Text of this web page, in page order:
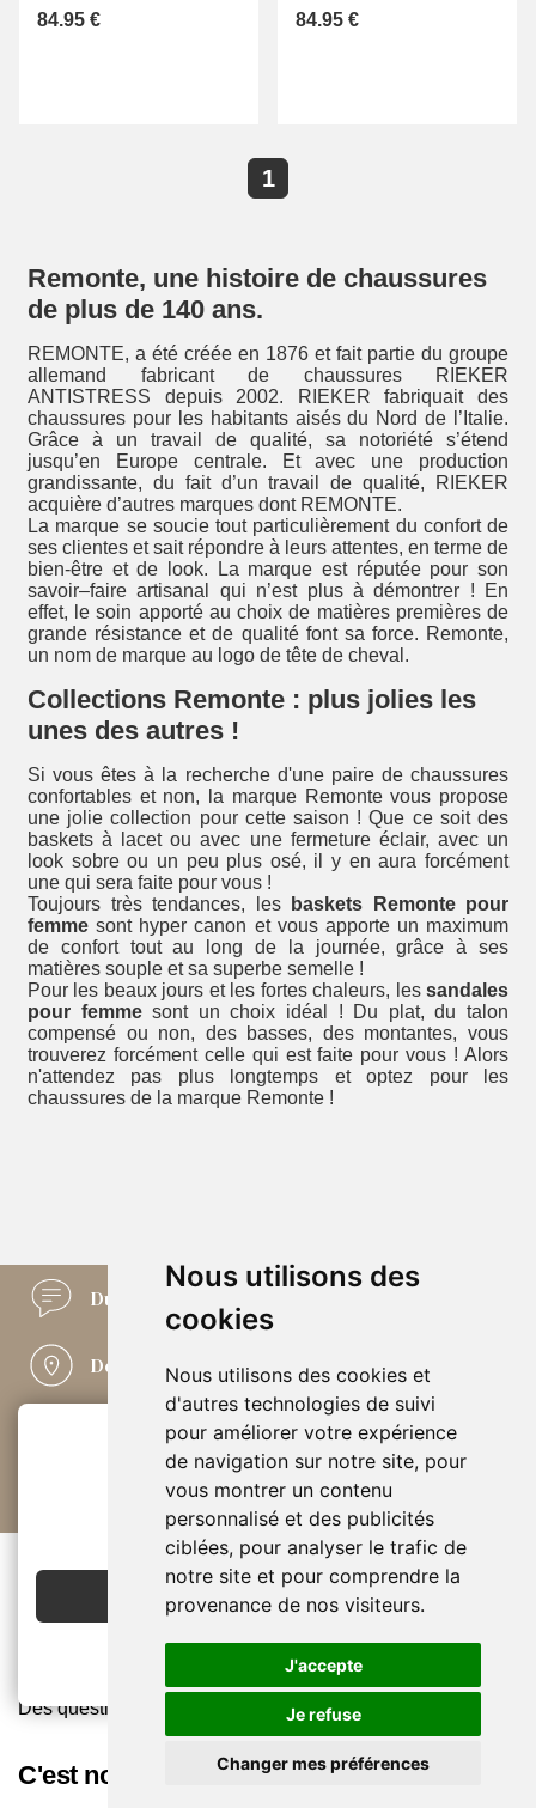
Nous utilisons des
cookies
Nous utilisons des cookies et
d'autres technologies de suivi
pour améliorer votre expérience
de navigation sur notre site, pour
vous montrer un contenu
personnalisé et des publicités
ciblées, pour analyser le trafic de
notre site et pour comprendre la
provenance de nos visiteurs.
J'accepte
Je refuse
Changer mes préférences
2€ OFFERTS
EN CRÉANT UN COMPTE
JE CRÉE MON COMPTE
Remonte, une histoire de chaussures
de plus de 140 ans.
REMONTE, a été créée en 1876 et fait partie du groupe
allemand fabricant de chaussures RIEKER
ANTISTRESS depuis 2002. RIEKER fabriquait des
chaussures pour les habitants aisés du Nord de l’Italie.
Grâce à un travail de qualité, sa notoriété s’étend
jusqu’en Europe centrale. Et avec une production
grandissante, du fait d’un travail de qualité, RIEKER
acquière d’autres marques dont REMONTE.
La marque se soucie tout particulièrement du confort de
ses clientes et sait répondre à leurs attentes, en terme de
bien-être et de look. La marque est réputée pour son
savoir–faire artisanal qui n’est plus à démontrer ! En
effet, le soin apporté au choix de matières premières de
grande résistance et de qualité font sa force. Remonte,
un nom de marque au logo de tête de cheval.
Collections Remonte : plus jolies les
unes des autres !
Si vous êtes à la recherche d'une paire de chaussures
confortables et non, la marque Remonte vous propose
une jolie collection pour cette saison ! Que ce soit des
baskets à lacet ou avec une fermeture éclair, avec un
look sobre ou un peu plus osé, il y en aura forcément
une qui sera faite pour vous !
Toujours très tendances, les
baskets Remonte pour
femme sont hyper canon et vous apporte un maximum
de confort tout au long de la journée, grâce à ses
matières souple et sa superbe semelle !
Pour les beaux jours et les fortes chaleurs, les sandales
pour femmesont un choix idéal ! Du plat, du talon
compensé ou non, des basses, des montantes, vous
trouverez forcément celle qui est faite pour vous ! Alors
n'attendez pas plus longtemps et optez pour les
chaussures de la marque Remonte !
84.95 € 84.95 €
1
Du conseil
Des boutiques à vos pieds
Simple commenos retours
Paiementsen toute sécurité
De l'aide
Contactez-nous
Conditions générales de vente & formulaire rétractation
Des questions ? Nos réponses
C'est nous